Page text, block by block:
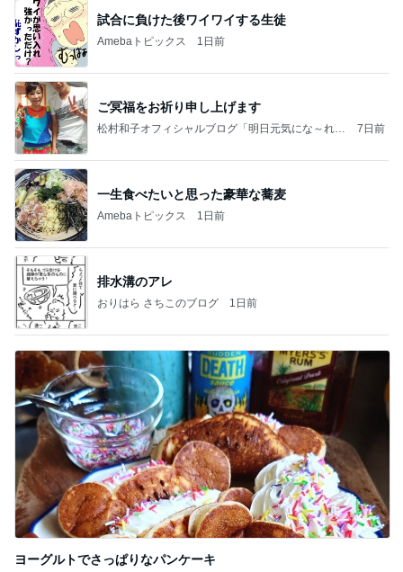
試合に負けた後ワイワイする生徒
Amebaトピックス 1日前
ご冥福をお祈り申し上げます
松村和子オフィシャルブログ「明日元気にな～れ」
7日前
一生食べたいと思った豪華な蕎麦
Amebaトピックス 1日前
排水溝のアレ
おりはら さちこのブログ 1日前
ヨーグルトでさっぱりなパンケーキ